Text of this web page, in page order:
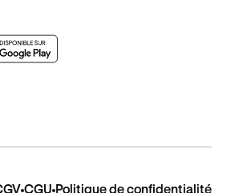
CGU Politique de confidentialité